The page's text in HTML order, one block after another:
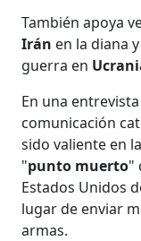
También apoya
Irán en la diana
guerra en
En una
comunicación
sido valiente en
"punto muerto"
Estados Unidos
lugar de enviar
armas.